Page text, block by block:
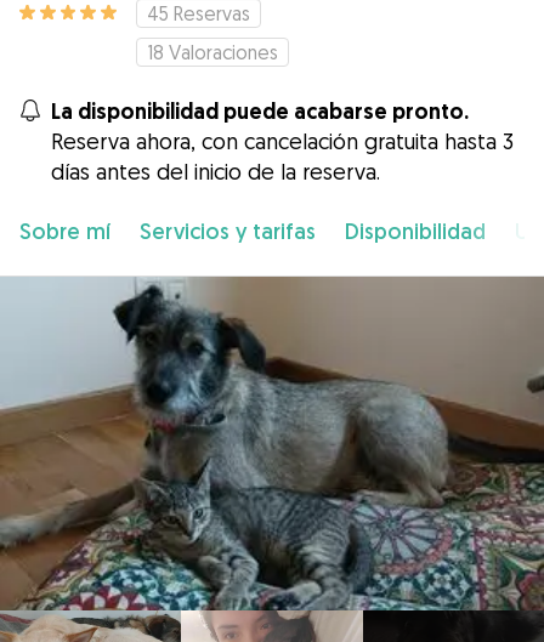
45 Reservas
18 Valoraciones
La disponibilidad puede acabarse pronto.
Reserva ahora, con cancelación gratuita hasta 3
días antes del inicio de la reserva.
Sobre mí Servicios y tarifas Disponibilidad